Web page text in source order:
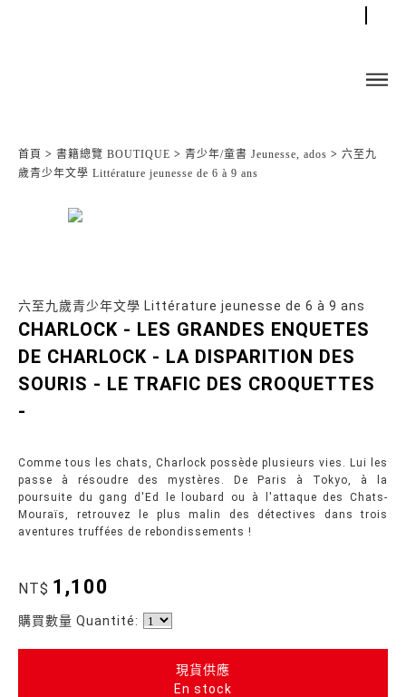
首頁 > 書籍總覽 BOUTIQUE > 青少年/童書 Jeunesse, ados > 六至九
歲青少年文學 Littérature jeunesse de 6 à 9 ans
六至九歲青少年文學 Littérature jeunesse de 6 à 9 ans
CHARLOCK - LES GRANDES ENQUETES
DE CHARLOCK - LA DISPARITION DES
SOURIS - LE TRAFIC DES CROQUETTES
-
Comme tous les chats, Charlock possède plusieurs vies. Lui les
passe à résoudre des mystères. De Paris à Tokyo, à la
poursuite du gang d'Ed le loubard ou à l'attaque des Chats-
Mouraïs, retrouvez le plus malin des détectives dans trois
aventures truffées de rebondissements !
NT$ 1,100
購買數量 Quantité:
現貨供應
En stock